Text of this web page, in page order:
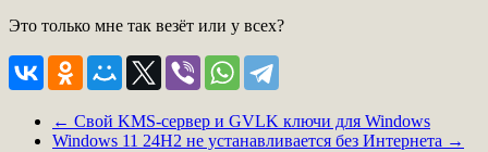
Это только мне так везёт или у всех?
← Свой KMS-сервер и GVLK ключи для Windows
Windows 11 24H2 не устанавливается без Интернета →